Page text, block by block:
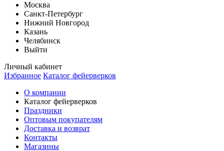
Москва
Санкт-Петербург
Нижний Новгород
Казань
Челябинск
Выйти
Личный кабинет
Избранное Каталог фейерверков
О компании
Каталог фейерверков
Праздники
Оптовым покупателям
Доставка и возврат
Контакты
Магазины